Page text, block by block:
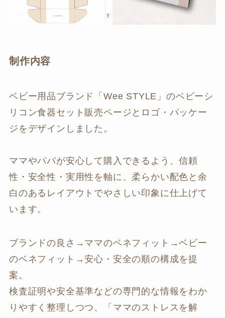
制作内容
ベビー用品ブランド「Wee STYLE」のベビーシ
リコン食器セット販売ページとロゴ・パッケー
ジをデザインしました。
ママやパパが安心して購入できるよう、信頼
性・安全性・実用性を軸に、柔らかい配色と余
白のあるレイアウトでやさしい印象に仕上げて
います。
ブランドの良さ→ママのベネフィット→ベビー
のベネフィット→安心・安全の順の構成を提
案。
検査証明や安全基準などの専門的な情報をわか
りやすく整理しつつ、「ママのストレスを解